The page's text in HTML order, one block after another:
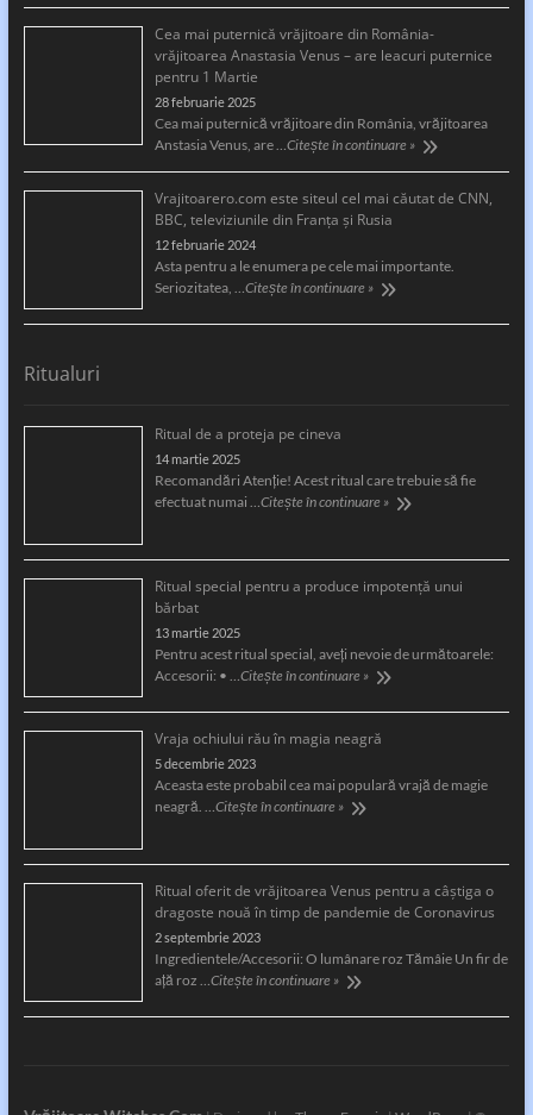
Cea mai puternică vrăjitoare din România-
vrăjitoarea Anastasia Venus – are leacuri puternice
pentru 1 Martie
28 februarie 2025
Cea mai puternică vrăjitoare din România, vrăjitoarea
Anstasia Venus, are … Citește în continuare »
Vrajitoarero.com este siteul cel mai căutat de CNN,
BBC, televiziunile din Franța și Rusia
12 februarie 2024
Asta pentru a le enumera pe cele mai importante.
Seriozitatea, … Citește în continuare »
Ritualuri
Ritual de a proteja pe cineva
14 martie 2025
Recomandări Atenție! Acest ritual care trebuie să fie
efectuat numai … Citește în continuare »
Ritual special pentru a produce impotență unui
bărbat
13 martie 2025
Pentru acest ritual special, aveți nevoie de următoarele:
Accesorii: • … Citește în continuare »
Vraja ochiului rău în magia neagră
5 decembrie 2023
Aceasta este probabil cea mai populară vrajă de magie
neagră. … Citește în continuare »
Ritual oferit de vrăjitoarea Venus pentru a câştiga o
dragoste nouă în timp de pandemie de Coronavirus
2 septembrie 2023
Ingredientele/Accesorii: O lumânare roz Tămâie Un fir de
aţă roz … Citește în continuare »